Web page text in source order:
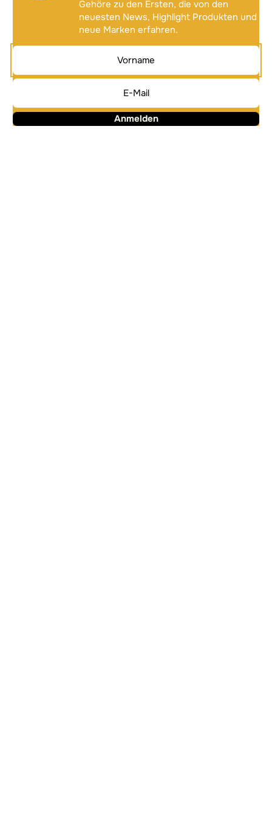
Gehöre zu den Ersten, die von den
neuesten News, Highlight Produkten und
neue Marken erfahren.
Anmelden